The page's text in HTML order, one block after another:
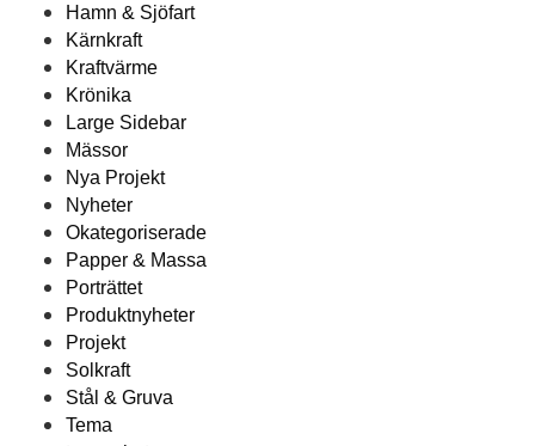
Hamn & Sjöfart
Kärnkraft
Kraftvärme
Krönika
Large Sidebar
Mässor
Nya Projekt
Nyheter
Okategoriserade
Papper & Massa
Porträttet
Produktnyheter
Projekt
Solkraft
Stål & Gruva
Tema